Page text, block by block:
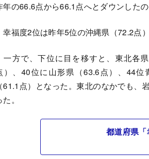
年の66.6点から66.1点へとダウンした
幸福度2位は昨年5位の沖縄県（72.2点
一方で、下位に目を移すと、東北各
）、40位に山形県（63.6点）、44
（61.1点）となった。東北のなかでも
た。
都道府県「